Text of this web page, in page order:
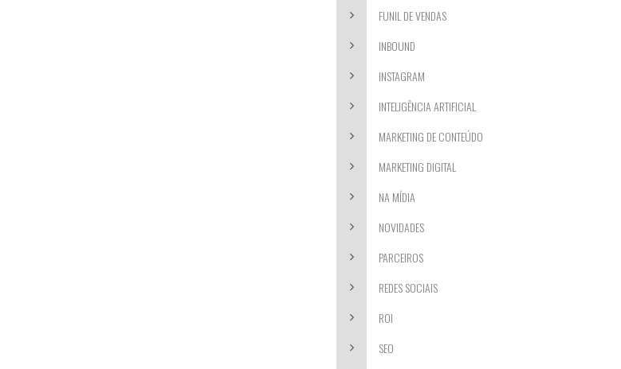
FUNIL DE VENDAS
INBOUND
INSTAGRAM
INTELIGÊNCIA ARTIFICIAL
MARKETING DE CONTEÚDO
MARKETING DIGITAL
NA MÍDIA
NOVIDADES
PARCEIROS
REDES SOCIAIS
ROI
SEO